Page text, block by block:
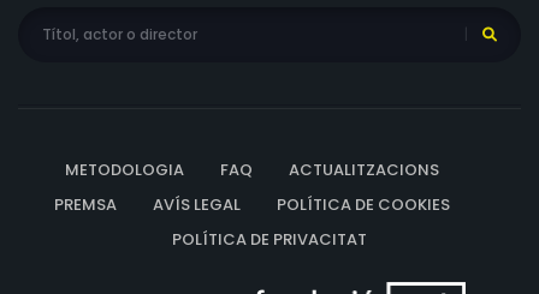
METODOLOGIA FAQ
ACTUALITZACIONS
PREMSA
AVÍS LEGAL
POLÍTICA DE COOKIES
POLÍTICA DE PRIVACITAT